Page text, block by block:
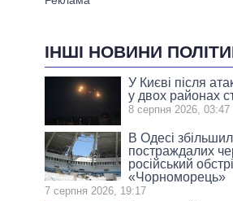
ІНШІ НОВИНИ
У Києві після
у двох районах
8 серпня 2026, 03:47
В Одесі
постраждалих
російський
«Чорноморець»
7 серпня 2026, 19:17